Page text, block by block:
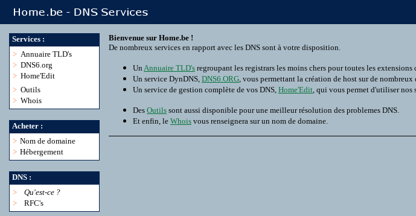
Services :
> Annuaire TLD's
> DNS6.org
> Home'Edit
> Outils
> Whois
Acheter :
> Nom de domaine
> Hébergement
DNS :
>
Qu'est-ce ?
>
RFC's
Bienvenue sur Home.be !
De nombreux services en rapport avec les DNS sont à votre disposition.
Un Annuaire TLD's regroupant les registrars les moins chers pour toutes les extensions
Un service DynDNS, DNS6.ORG, vous permettant la création de host sur de nombreux
Un service de gestion complète de vos DNS, Home'Edit, qui vous permet d'utiliser nos
Des Outils sont aussi disponible pour une meilleur résolution des problemes DNS.
Et enfin, le Whois vous renseignera sur un nom de domaine.